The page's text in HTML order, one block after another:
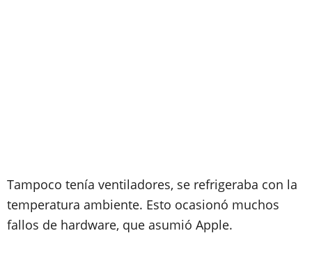
Tampoco tenía ventiladores, se refrigeraba con la
temperatura ambiente. Esto ocasionó muchos
fallos de hardware, que asumió Apple.